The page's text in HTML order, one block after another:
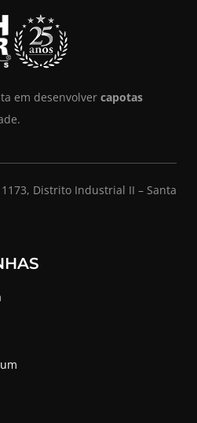
em desenvolver capotas
Distrito Industrial II – Santa